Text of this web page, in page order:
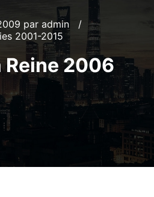
par admin
2001-2015
Reine 2006